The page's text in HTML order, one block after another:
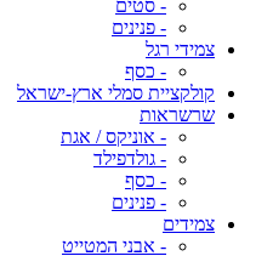
- סטים
- פנינים
צמידי רגל
- כסף
קולקציית סמלי ארץ-ישראל
שרשראות
- אוניקס / אגת
- גולדפילד
- כסף
- פנינים
צמידים
- אבני המטייט